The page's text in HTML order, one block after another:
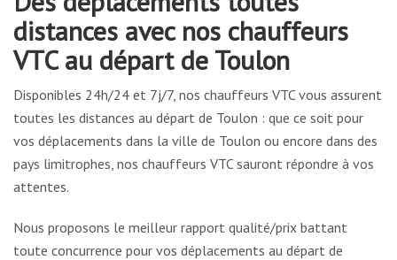
distances avec nos chauffeurs
VTC au départ de Toulon
Disponibles 24h/24 et 7j/7, nos chauffeurs VTC vous assurent
toutes les distances au départ de Toulon : que ce soit pour
vos déplacements dans la ville de Toulon ou encore dans des
pays limitrophes, nos chauffeurs VTC sauront répondre à vos
attentes.
Nous proposons le meilleur rapport qualité/prix battant
toute concurrence pour vos déplacements au départ de